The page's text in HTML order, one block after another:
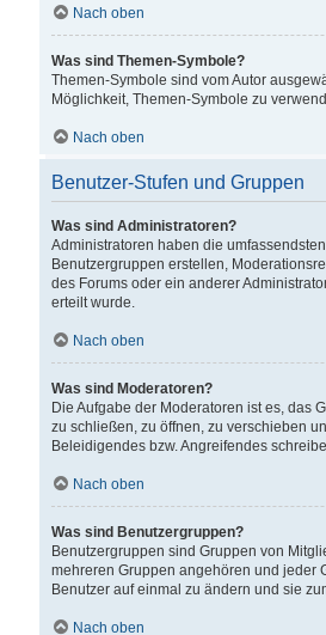
Nach oben
Was sind Themen-Symbole?
Themen-Symbole sind vom Autor
Möglichkeit, Themen-Symbole zu
Nach oben
Benutzer-Stufen und Gruppen
Was sind Administratoren?
Administratoren haben die
Benutzergruppen erstellen,
des Forums oder ein anderer
erteilt wurde.
Nach oben
Was sind Moderatoren?
Die Aufgabe der Moderatoren ist es, das
zu schließen, zu öffnen, zu verschieben
Beleidigendes bzw. Angreifendes
Nach oben
Was sind Benutzergruppen?
Benutzergruppen sind Gruppen von
mehreren Gruppen angehören und jeder
Benutzer auf einmal zu ändern und sie
Nach oben